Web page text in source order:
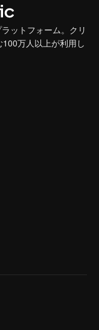
ットフォーム。クリ
万人以上が利用し